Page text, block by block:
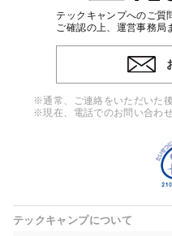
※上記の利用目的に基づいた
4. 個人情報の第三者提供
ンをとるために、氏名等の一
チャットツールで発信する
者等に提供することがありま
当社は事業運営上、前項利
高い委託先を選定し、個人情
テックキャンプへのご質
ご確認の上、運営事務局
※通常、ご連絡をいただいた
※現在、電話でのお問い合わ
テックキャンプについて